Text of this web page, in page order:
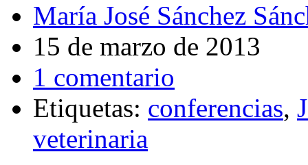
María José Sánchez
15 de marzo de 2013
1 comentario
Etiquetas: conferencias,
veterinaria